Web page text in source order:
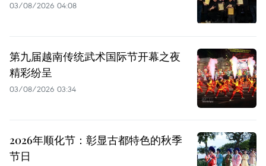
03/08/2026 04:08
第九届越南传统武术国际节开幕之夜
精彩纷呈
03/08/2026 03:34
2026年顺化节：彰显古都特色的秋季
节日